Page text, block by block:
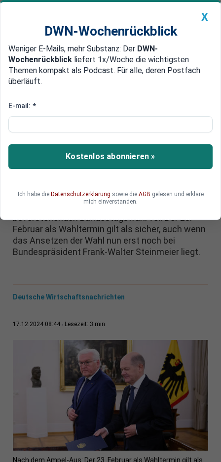
Newsticker MEIN DWN: Geldanlage Premium
Edelmetalle DWN-Magazin China
Ring frei: Der Wahlkampf ist
SPD und Grüne?
Ausländer, Steuern, Wirtschaft und
Waffenlieferungen: Am Tag nach der
hochemotionale Themen. Union, SPD und Grüne
stellen in Berlin ihre Programme zur
bevorstehenden Bundestagswahl vor. Der 23.
Februar als Wahltermin gilt als sicher, auch wenn
das Ansetzen der Wahl nun erst noch bei
Bundespräsident Frank-Walter Steinmeier liegt.
Deutsche Wirtschaftsnachrichten
17.12.2024 08:44 Lesezeit: 3 min
Nach dem Ampel-Aus: Der 23. Februar als Wahltermin gilt als
X
DWN-Wochenrückblick
Weniger E-Mails, mehr Substanz: Der DWN-
Wochenrückblick liefert 1x/Woche die wichtigsten
Themen kompakt als Podcast. Für alle, deren Postfach
überläuft.
E-mail: *
Kostenlos abonnieren »
Ich habe die Datenschutzerklärung sowie die AGB gelesen und erkläre
mich einverstanden.